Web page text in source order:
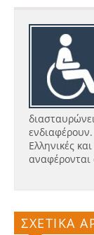
Ελληνικές
αναφέρονται
ΣΧΕΤΙΚΑ